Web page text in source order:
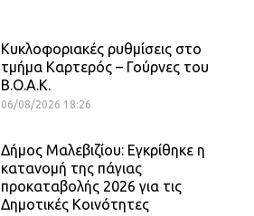
Κυκλοφοριακές ρυθμίσεις στο
τμήμα Καρτερός – Γούρνες του
Β.Ο.Α.Κ.
06/08/2026 18:26
Δήμος Μαλεβιζίου: Εγκρίθηκε η
κατανομή της πάγιας
προκαταβολής 2026 για τις
Δημοτικές Κοινότητες